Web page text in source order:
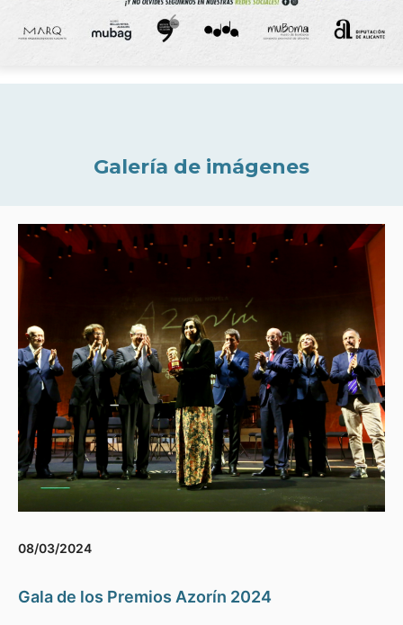
Galería de imágenes
08/03/2024
Gala de los Premios Azorín 2024